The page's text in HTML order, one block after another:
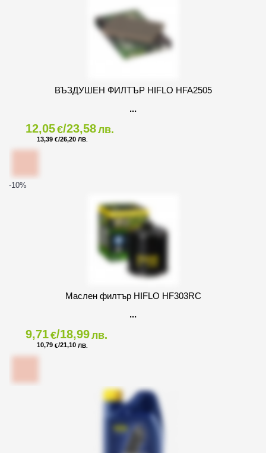
ВЪЗДУШЕН ФИЛТЪР HIFLO HFA2505
12,05€/23,58лв.
13,39 €/26,20 ЛВ.
-10%
Маслен филтър HIFLO HF303RC
9,71€/18,99лв.
10,79 €/21,10 ЛВ.